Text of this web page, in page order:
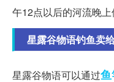
午12点以后的河流晚上
星露谷物语钓鱼卖
星露谷物语可以通过